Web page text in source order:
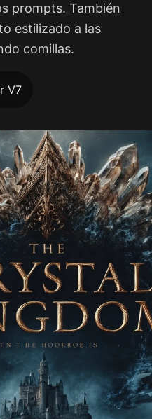
prompts. También
estilizado a las
comillas.
V7